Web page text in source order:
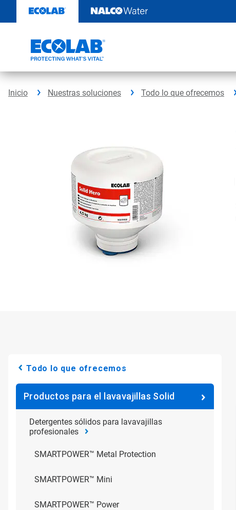
contenido
Inicio Nuestras soluciones Todo lo que ofrecemos
Todo lo que ofrecemos
Productos para el lavavajillas Solid
Detergentes sólidos para lavavajillas
profesionales
SMARTPOWER™ Metal Protection
SMARTPOWER™ Mini
SMARTPOWER™ Power